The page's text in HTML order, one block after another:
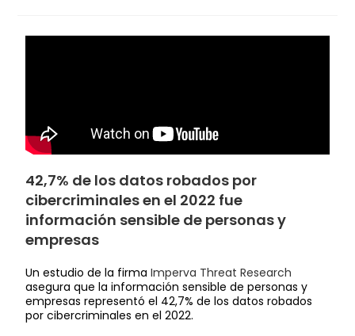
42,7% de los datos robados por
cibercriminales en el 2022 fue
información sensible de personas y
empresas
Un estudio de la firmaImperva Threat Research
asegura que la información sensible de personas y
empresas representó el 42,7% de los datos robados
por cibercriminales en el 2022.